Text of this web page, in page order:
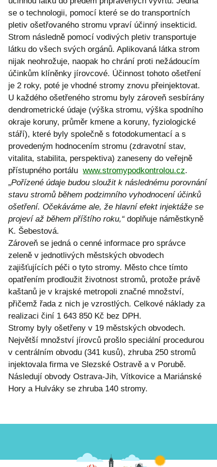
se o technologii, pomocí které se do transportních
pletiv ošetřovaného stromu vpraví účinný insekticid.
Strom následně pomocí vodivých pletiv transportuje
látku do všech svých orgánů. Aplikovaná látka strom
nijak neohrožuje, naopak ho chrání proti nežádoucím
účinkům klíněnky jírovcové. Účinnost tohoto ošetření
je 2 roky, poté je vhodné stromy znovu přeinjektovat.
U každého ošetřeného stromu byly zároveň sesbírány
dendrometrické údaje (výška stromu, výška spodního
okraje koruny, průměr kmene a koruny, fyziologické
stáří), které byly společně s fotodokumentací a s
provedeným hodnocením stromu (zdravotní stav,
vitalita, stabilita, perspektiva) zaneseny do veřejně
přístupného portálu www.stromypodkontrolou.cz.
„Pořízené údaje budou sloužit k následnému porovnání
stavu stromů během podzimního vyhodnocení účinků
ošetření. Očekáváme ale, že hlavní efekt injektáže se
projeví až během příštího roku,“ doplňuje náměstkyně
K. Šebestová.
Zároveň se jedná o cenné informace pro správce
zeleně v jednotlivých městských obvodech
zajišťujících péči o tyto stromy. Město chce tímto
opatřením prodloužit životnost stromů, protože právě
kaštanů je v krajské metropoli značné množství,
přičemž řada z nich je vzrostlých. Celkové náklady za
realizaci činí 1 643 850 Kč bez DPH.
Stromy byly ošetřeny v 19 městských obvodech.
Největší množství jírovců prošlo speciální procedurou
v centrálním obvodu (341 kusů), zhruba 250 stromů
injektovala firma ve Slezské Ostravě a v Porubě.
Následují obvody Ostrava-Jih, Vítkovice a Mariánské
Hory a Hulváky se zhruba 140 stromy.